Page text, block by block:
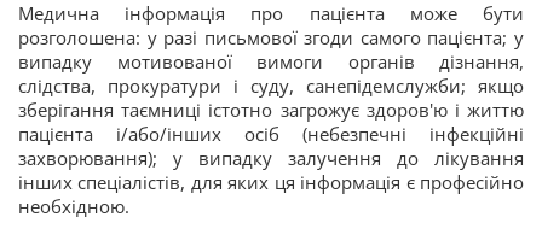
Медична інформація про пацієнта може бути
розголошена: у разі письмової згоди самого пацієнта; у
випадку мотивованої вимоги органів дізнання,
слідства, прокуратури і суду, санепідемслужби; якщо
зберігання таємниці істотно загрожує здоров'ю і життю
пацієнта і/або/інших осіб (небезпечні інфекційні
захворювання); у випадку залучення до лікування
інших спеціалістів, для яких ця інформація є професійно
необхідною.